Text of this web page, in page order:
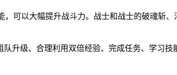
可以大幅提升战斗力。战士和战士的破魂斩
升级、合理利用双倍经验、完成任务、学习